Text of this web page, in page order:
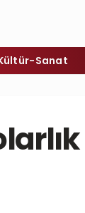
Sanat